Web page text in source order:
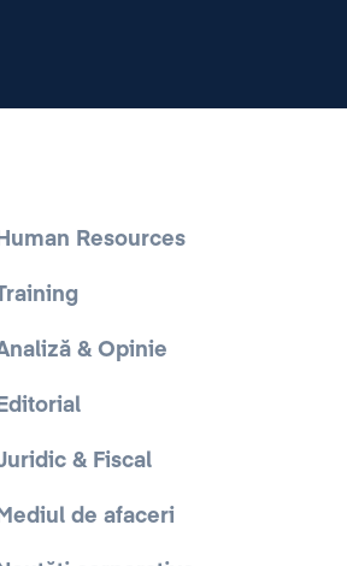
Human Resources
& Opinie
Editorial
& Fiscal
Mediul de afaceri